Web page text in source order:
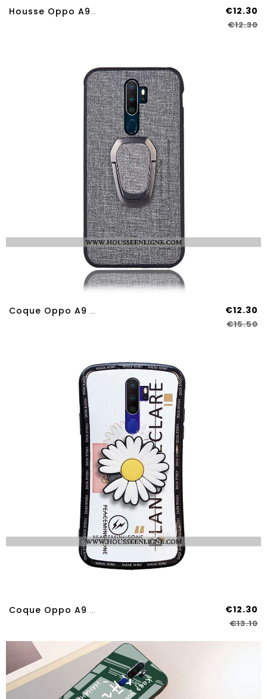
Housse Oppo A9 2020 Multicolore Incassable Placage Rose Couleur Unie Téléphone Portable Coque €12.30
€12.30
Coque Oppo A9 2020 Protection Étui Couvercle Arrière Lin Gris Support €12.30
€15.50
Coque Oppo A9 2020 Fluide Doux Mode Étui Protection Blanc Support Blanche €12.30
€13.10